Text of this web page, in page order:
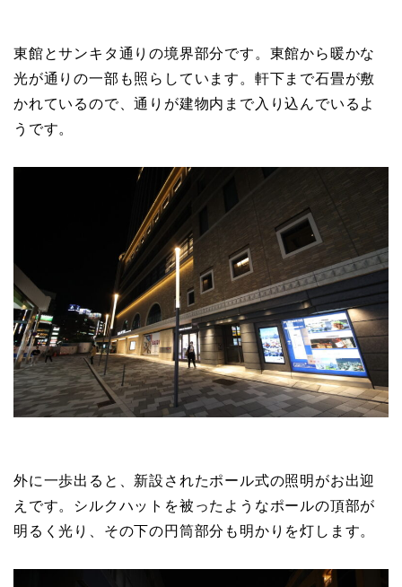
東館とサンキタ通りの境界部分です。東館から暖かな
光が通りの一部も照らしています。軒下まで石畳が敷
かれているので、通りが建物内まで入り込んでいるよ
うです。
外に一歩出ると、新設されたポール式の照明がお出迎
えです。シルクハットを被ったようなポールの頂部が
明るく光り、その下の円筒部分も明かりを灯します。